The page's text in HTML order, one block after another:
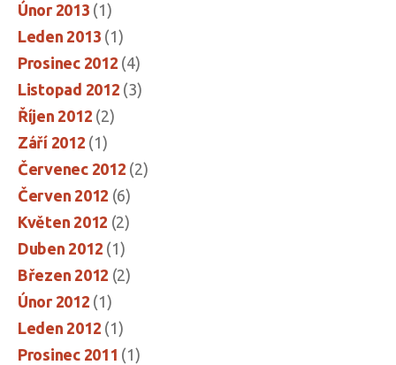
Únor 2013 (1)
Leden 2013 (1)
Prosinec 2012 (4)
Listopad 2012 (3)
Říjen 2012 (2)
Září 2012 (1)
Červenec 2012 (2)
Červen 2012 (6)
Květen 2012 (2)
Duben 2012 (1)
Březen 2012 (2)
Únor 2012 (1)
Leden 2012 (1)
Prosinec 2011 (1)